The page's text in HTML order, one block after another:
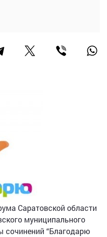
Саратовской области
муниципального
сочинений “Благодарю